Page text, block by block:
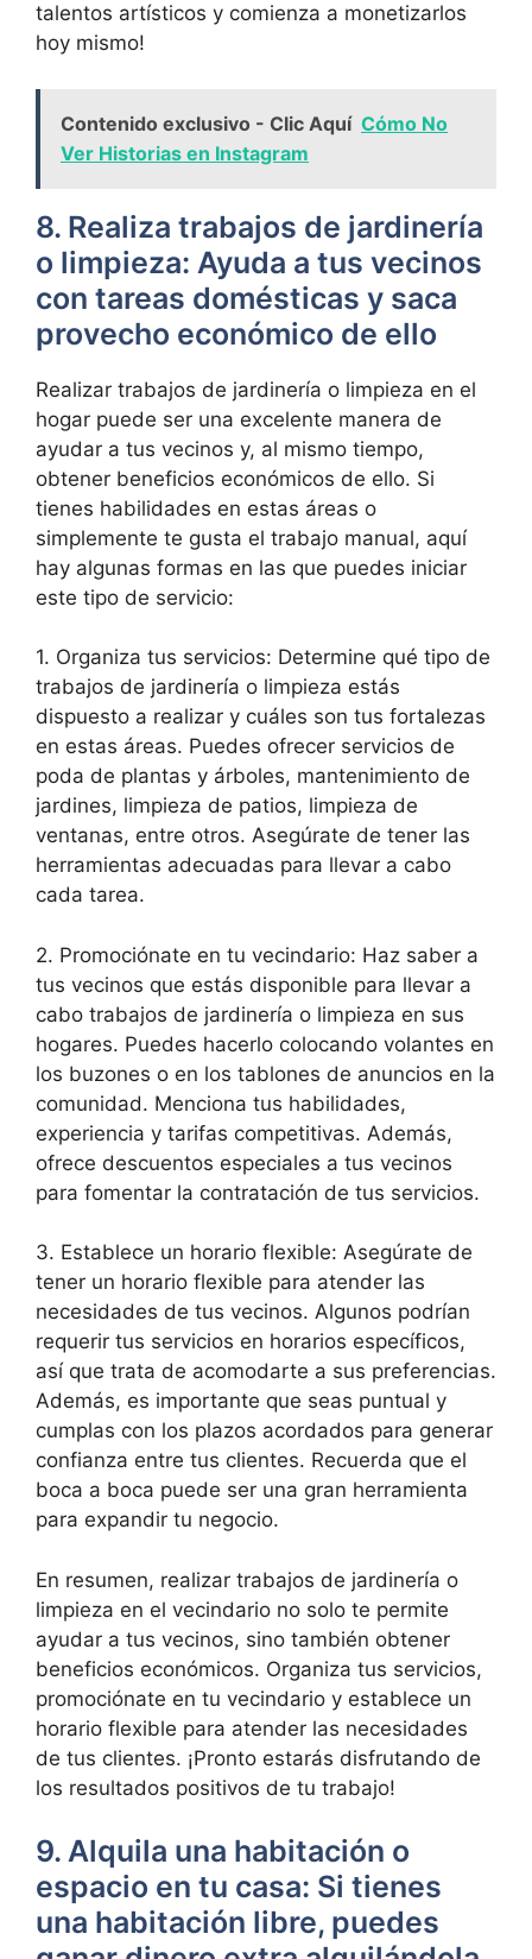
talentos artísticos y comienza a monetizarlos
hoy mismo!
Contenido exclusivo - Clic Aquí Cómo No
Ver Historias en Instagram
8. Realiza trabajos de jardinería
o limpieza: Ayuda a tus vecinos
con tareas domésticas y saca
provecho económico de ello
Realizar trabajos de jardinería o limpieza en el
hogar puede ser una excelente manera de
ayudar a tus vecinos y, al mismo tiempo,
obtener beneficios económicos de ello. Si
tienes habilidades en estas áreas o
simplemente te gusta el trabajo manual, aquí
hay algunas formas en las que puedes iniciar
este tipo de servicio:
1. Organiza tus servicios: Determine qué tipo de
trabajos de jardinería o limpieza estás
dispuesto a realizar y cuáles son tus fortalezas
en estas áreas. Puedes ofrecer servicios de
poda de plantas y árboles, mantenimiento de
jardines, limpieza de patios, limpieza de
ventanas, entre otros. Asegúrate de tener las
herramientas adecuadas para llevar a cabo
cada tarea.
2. Promociónate en tu vecindario: Haz saber a
tus vecinos que estás disponible para llevar a
cabo trabajos de jardinería o limpieza en sus
hogares. Puedes hacerlo colocando volantes en
los buzones o en los tablones de anuncios en la
comunidad. Menciona tus habilidades,
experiencia y tarifas competitivas. Además,
ofrece descuentos especiales a tus vecinos
para fomentar la contratación de tus servicios.
3. Establece un horario flexible: Asegúrate de
tener un horario flexible para atender las
necesidades de tus vecinos. Algunos podrían
requerir tus servicios en horarios específicos,
así que trata de acomodarte a sus preferencias.
Además, es importante que seas puntual y
cumplas con los plazos acordados para generar
confianza entre tus clientes. Recuerda que el
boca a boca puede ser una gran herramienta
para expandir tu negocio.
En resumen, realizar trabajos de jardinería o
limpieza en el vecindario no solo te permite
ayudar a tus vecinos, sino también obtener
beneficios económicos. Organiza tus servicios,
promociónate en tu vecindario y establece un
horario flexible para atender las necesidades
de tus clientes. ¡Pronto estarás disfrutando de
los resultados positivos de tu trabajo!
9. Alquila una habitación o
espacio en tu casa: Si tienes
una habitación libre, puedes